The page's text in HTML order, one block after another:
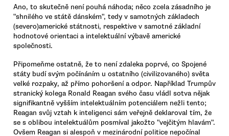
Ano, to skutečně není pouhá náhoda; něco zcela zásadního je
"shnilého ve státě dánském", tedy v samotných základech
(severo)americké státnosti, respektive v samotné základní
hodnotové orientaci a intelektuální výbavě americké
společnosti.
Připomeňme ostatně, že to není zdaleka poprvé, co Spojené
státy budí svým počínáním u ostatního (civilizovaného) světa
velké rozpaky, až přímo pohoršení a odpor. Například Trumpův
stranický kolega Ronald Reagan svého času vládl sotva nějak
signifikantně vyšším intelektuálním potenciálem nežli tento;
Reagan svůj vztah k inteligenci sám veřejně deklaroval tím, že
se s oblibou intelektuálům posmíval jakožto "vejčitým hlavám".
Ovšem Reagan si alespoň v mezinárodní politice nepočínal